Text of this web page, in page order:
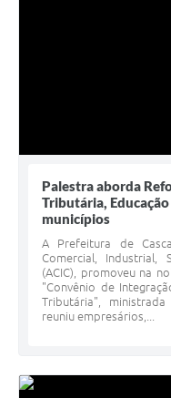
Palestra aborda
Tributária,
municípios
A Prefeitura de
Comercial, Industrial,
(ACIC), promoveu na
"Convênio de
Tributária",
reuniu empresários,...